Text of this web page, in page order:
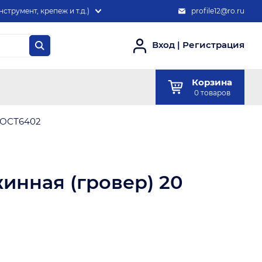
крепеж и т.д.) profile12@ro.ru
Вход | Регистрация
Корзина
0 товаров
(гровер) 20